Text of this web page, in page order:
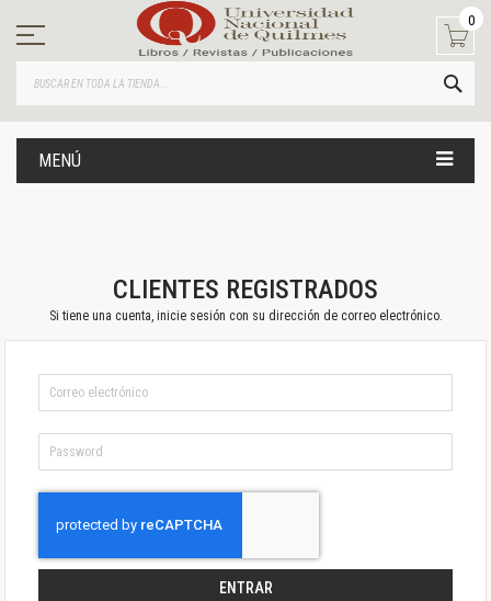
contenido
0
MENÚ
CLIENTES REGISTRADOS
Si tiene una cuenta, inicie sesión con su dirección de correo electrónico.
ENTRAR